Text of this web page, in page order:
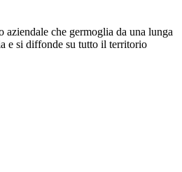
aziendale che germoglia da una lunga
e si diffonde su tutto il territorio